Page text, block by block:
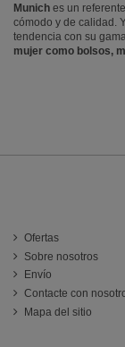
Munich es un
cómodo y de calidad.
tendencia con su
mujer como bolsos,
Ofertas
Sobre nosotros
Envío
Contacte con
Mapa del sitio